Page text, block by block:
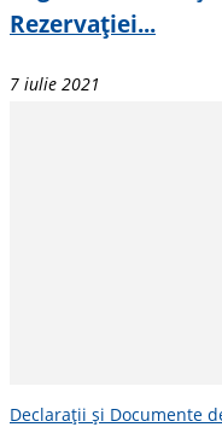
Rezervației...
7 iulie 2021
Declarații și Documente